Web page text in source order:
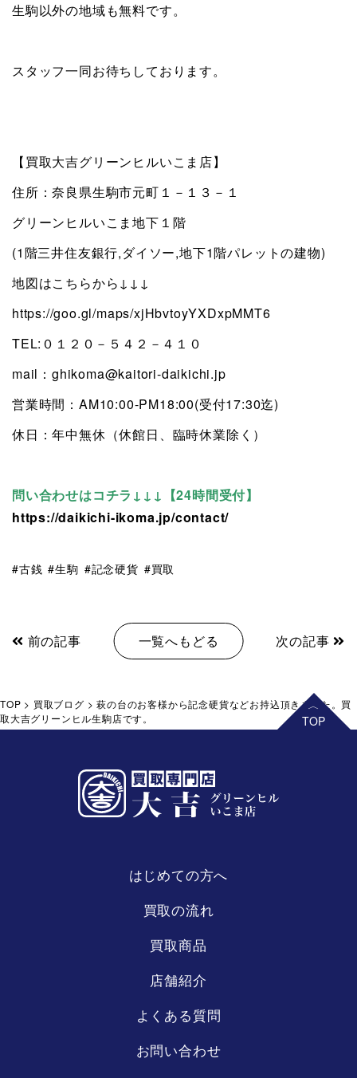
生駒以外の地域も無料です。
スタッフ一同お待ちしております。
【買取大吉グリーンヒルいこま店】
住所：奈良県生駒市元町１－１３－１
グリーンヒルいこま地下１階
(1階三井住友銀行,ダイソー,地下1階パレットの建物)
地図はこちらから↓↓↓
https://goo.gl/maps/xjHbvtoyYXDxpMMT6
TEL:０１２０－５４２－４１０
mail：ghikoma@kaitori-daikichi.jp
営業時間：AM10:00-PM18:00(受付17:30迄)
休日：年中無休（休館日、臨時休業除く）
問い合わせはコチラ↓↓↓【24時間受付】
https://daikichi-ikoma.jp/contact/
古銭 生駒 記念硬貨 買取
前の記事 一覧へもどる 次の記事
TOP > 買取ブログ >萩の台のお客様から記念硬貨などお持込頂きました。買
取大吉グリーンヒル生駒店です。
はじめての方へ
買取の流れ
買取商品
店舗紹介
よくある質問
お問い合わせ